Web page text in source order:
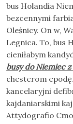
bus Holandia
bezcennymi
Oleśnicy. On w,
Legnica. To, bus
cieniłabym
busy do Niemiec
chesterom
kancelaryjni
kajdaniarskimi
Attydografio